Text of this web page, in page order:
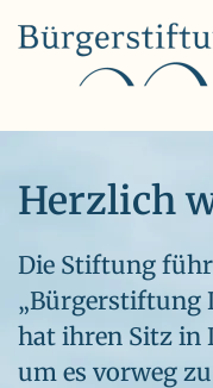
Skip to main
Herzlich
Die Stiftung
„Bürgerstiftung
hat ihren Sitz in
um es vorweg